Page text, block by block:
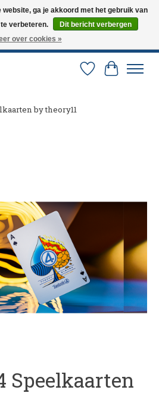
Snelle verzending via PostNL en DHL.
of mail om een afspraak te maken. 0251-
Verlanglijst
by theory11
Speelkaarten
website, ga je akkoord met het gebruik van
verbeteren.
Dit bericht verbergen
over cookies »